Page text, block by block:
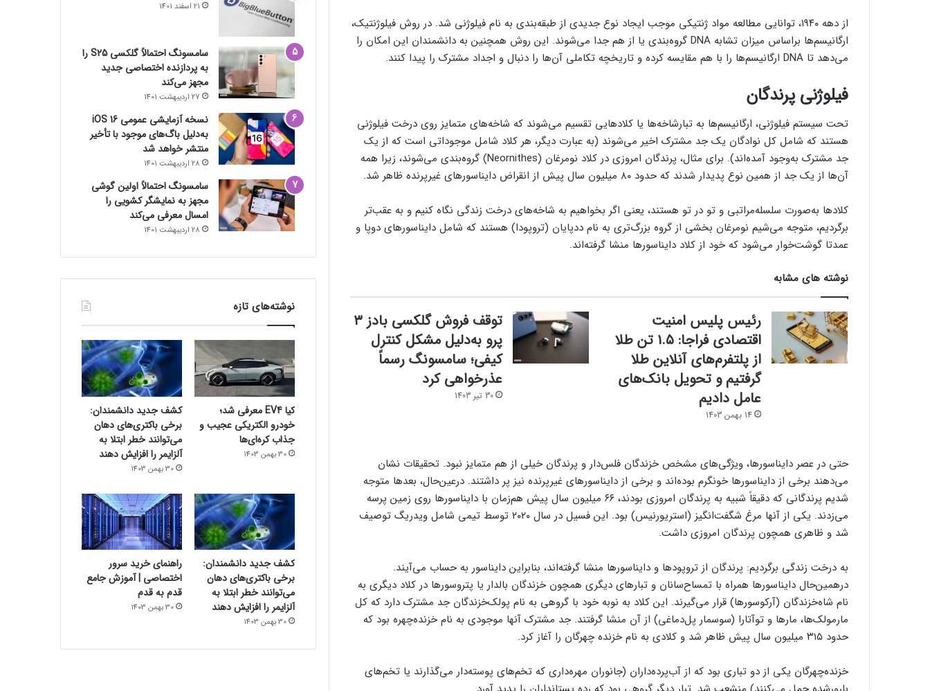
از دهه ۱۹۴۰، توانایی مطالعه مواد ژنتیکی موجب ایجاد نوع جدیدی از طبقه‌بندی به نام فیلوژنی شد. در روش فیلوژنتیک،
ارگانیسم‌ها براساس میزان تشابه DNA گروه‌بندی یا از هم جدا می‌شوند. این روش همچنین به دانشمندان این امکان را
می‌دهد تا DNA ارگانیسم‌ها را با هم مقایسه کرده و تاریخچه تکاملی آن‌ها را دنبال و اجداد مشترک را پیدا کنند.
فیلوژنی پرندگان
تحت سیستم فیلوژنی، ارگانیسم‌ها به تبارشاخه‌ها یا کلادهایی تقسیم می‌شوند که شاخه‌های متمایز روی درخت فیلوژنی
هستند که شامل کل نوادگان یک جد مشترک اخیر می‌شوند (به عبارت دیگر، هر کلا‌د شامل موجوداتی است که از یک
جد مشترک به‌وجود آمده‌اند). برای مثال، پرندگان امروزی در کلاد نومرغان (Neornithes) گروه‌بندی می‌شوند، زیرا همه
آن‌ها از یک جد از همین نوع پدیدار شدند که حدود ۸۰ میلیون سال پیش از انقراض دایناسورهای غیرپرنده ظاهر شد.
کلا‌دها به‌صورت سلسله‌مراتبی و تو در تو هستند، یعنی اگر بخواهیم به شاخه‌های درخت زندگی نگاه کنیم و به عقب‌تر
برگردیم، متوجه می‌شیم نومرغان بخشی از گروه بزرگ‌تری به نام ددپایان (تروپودا) هستند که شامل دایناسورهای دوپا و
عمدتا گوشت‌خوار می‌شود که خود از کلاد دایناسورها منشا گرفته‌اند.
نوشته های مشابه
رئیس پلیس امنیت
اقتصادی فراجا: ۱.۵ تن طلا
از پلتفرم‌های آنلاین طلا
گرفتیم و تحویل بانک‌های
عامل دادیم
14 بهمن 1403
توقف فروش گلکسی بادز ۳
پرو به‌دلیل مشکل کنترل
کیفی؛ سامسونگ رسماً
عذرخواهی کرد
30 تیر 1403
حتی در عصر دایناسورها، ویژگی‌های مشخص خزندگان فلس‌دار و پرندگان خیلی از هم متمایز نبود. تحقیقات نشان
می‌دهند برخی از دایناسورها خونگرم بوده‌اند و برخی از دایناسورهای غیرپرنده نیز پر داشتند. در‌عین‌حال، بعدها متوجه
شدیم پرندگانی که دقیقاً شبیه به پرندگان امروزی بودند، ۶۶ میلیون سال پیش هم‌زمان با دایناسورها روی زمین پرسه
می‌زدند. یکی از آنها مرغ شگفت‌انگیز (استریورنیس) بود. این فسیل در سال ۲۰۲۰ توسط تیمی شامل ویدریگ توصیف
شد و ظاهری همچون پرندگان امروزی داشت.
به درخت زندگی برگردیم: پرندگان از تروپودها و دایناسورها منشا گرفته‌اند، بنابراین دایناسور به حساب می‌آیند.
درهمین‌حال دایناسورها همراه با تمساح‌سانان و تبارهای دیگری همچون خزندگان بالدار یا پتروسورها در کلاد دیگری به
نام شاه‌خزندگان (آرکوسورها) قرار می‌گیرند. این کلاد به نوبه خود با گروهی به نام پولک‌خزندگان جد مشترک دارد که کل
مارمولک‌ها، مارها و توآتارا (سوسمار پل‌دماغی) از آن منشا گرفتند. جد مشترک آنها موجودی به نام خزنده‌چهره بود که
حدود ۳۱۵ میلیون سال پیش ظاهر شد و کلادی به نام خزنده چهرگان را آغاز کرد.
خزنده‌چهرگان یکی از دو تباری بود که از آب‌پرده‌داران (جانوران مهره‌داری که تخم‌های پوسته‌دار می‌گذارند یا تخم‌های
فرم‌ور باتری در گوشی‌های شیائومی با
سیستم‌عامل HyperOS 2.0 به‌روزرسانی
مخفی دریافت کرد
بیشتر مواد با حرارت‌دادن نرم می‌شوند؛ پس
21 اسفند 1401
سامسونگ احتمالاً گلکسی S25 را
به پردازنده اختصاصی جدید
مجهز می‌کند
27 اردیبهشت 1401
نسخه آزمایشی عمومی iOS 16
به‌دلیل باگ‌های موجود با تأخیر
منتشر خواهد شد
28 اردیبهشت 1401
سامسونگ احتمالاً اولین گوشی
مجهز به نمایشگر کشویی را
امسال معرفی می‌کند
28 اردیبهشت 1401
نوشته‌های تازه
کیا EV4 معرفی شد؛
خودرو الکتریکی عجیب و
جذاب کره‌ای‌ها
30 بهمن 1403
کشف جدید دانشمندان:
برخی باکتری‌های دهان
می‌توانند خطر ابتلا به
آلزایمر را افزایش دهند
30 بهمن 1403
کشف جدید دانشمندان:
برخی باکتری‌های دهان
می‌توانند خطر ابتلا به
آلزایمر را افزایش دهند
30 بهمن 1403
راهنمای خرید سرور
اختصاصی | آموزش جامع
قدم به قدم
30 بهمن 1403